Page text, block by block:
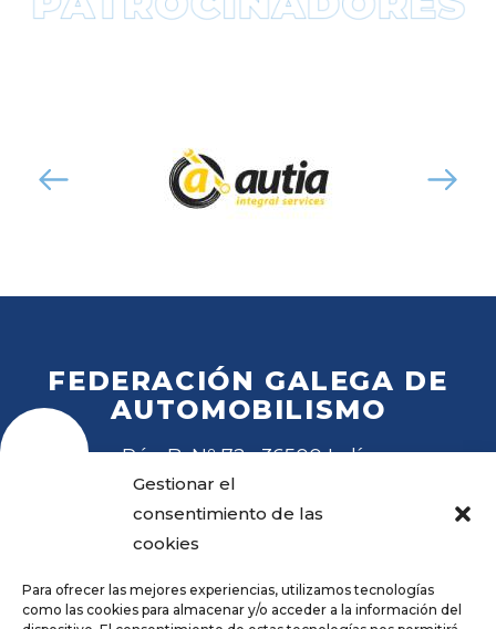
Gestionar el
consentimiento de las
cookies
Para ofrecer las mejores experiencias, utilizamos tecnologías
como las cookies para almacenar y/o acceder a la información del
FEDERACIÓN GALEGA DE
AUTOMOBILISMO
Rúa B, Nº 72 · 36500 Lalín
Tel. 988 27 28 41
Emailfga@fga.es